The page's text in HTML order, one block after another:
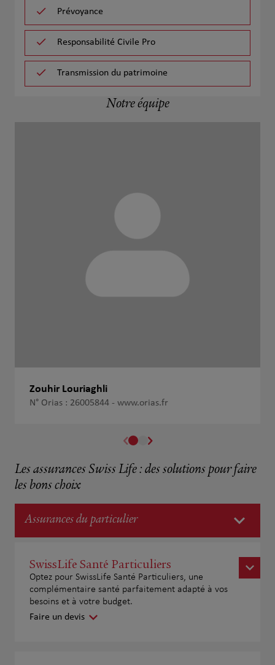
Prévoyance
Responsabilité Civile Pro
Transmission du patrimoine
Notre équipe
Zouhir Louriaghli
N° Orias : 26005844 - www.orias.fr
Les assurances Swiss Life : des solutions pour faire
les bons choix
Assurances du particulier
SwissLife Santé Particuliers
Optez pour SwissLife Santé Particuliers, une
complémentaire santé parfaitement adapté à vos
besoins et à votre budget.
Faire un devis